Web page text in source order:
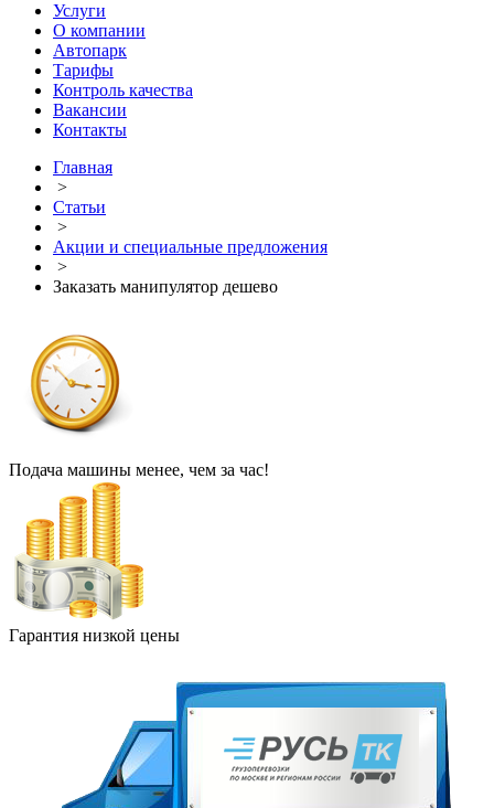
Услуги
О компании
Автопарк
Тарифы
Контроль качества
Вакансии
Контакты
Главная
>
Статьи
>
Акции и специальные предложения
>
Заказать манипулятор дешево
Подача машины менее, чем за час!
Гарантия низкой цены